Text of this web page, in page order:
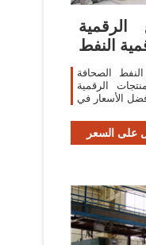
النفط
الصحافة
الرقمية
الأسعار في
على السعر